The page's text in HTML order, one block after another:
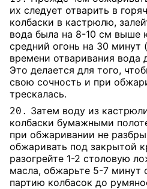
их следует отварить в
колбаски в кастрюлю,
вода была на 8-10 см выше
средний огонь на 30 минут
времени отваривания вода
Это делается для того,
свою сочность и при
трескалась.
20. Затем воду из
колбаски бумажными
при обжаривании не
обжаривать под закрытой
разогрейте 1-2 столовую
масла, обжарьте 5-7 минут
партию колбасок до